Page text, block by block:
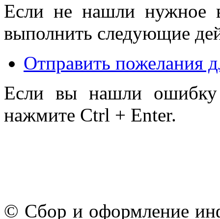
Если не нашли нужное
выполнить следующие
Отправить пожелания
Если вы нашли ошибку
нажмите Ctrl + Enter.
© Сбор и оформление